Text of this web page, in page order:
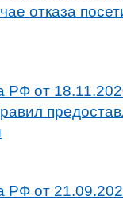
отказа
РФ от
РФ от